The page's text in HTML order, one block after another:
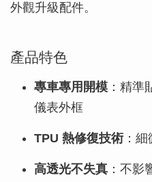
外觀升級配件。
產品特色
專車專用開模 ：精準
儀表外框
TPU 熱修復技術：細
高透光不失真 ：不影